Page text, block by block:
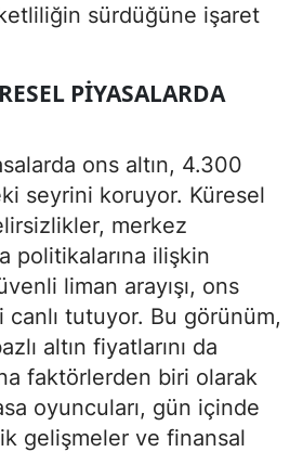
sürdüğüne işaret
PIYASALARDA
ons altın, 4.300
seyrini koruyor. Küresel
merkez
politikalarına ilişkin
liman arayışı, ons
canlı tutuyor. Bu görünüm,
altın fiyatlarını da
faktörlerden biri olarak
oyuncuları, gün içinde
gelişmeler ve finansal